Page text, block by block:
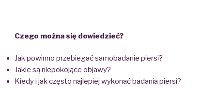
Czego można się dowiedzieć?
Jak powinno przebiegać samobadanie piersi?
Jakie są niepokojące objawy?
Kiedy i jak często najlepiej wykonać badania piersi?